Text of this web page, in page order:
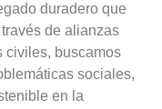
duradero que
de alianzas
civiles, buscamos
sociales,
en la